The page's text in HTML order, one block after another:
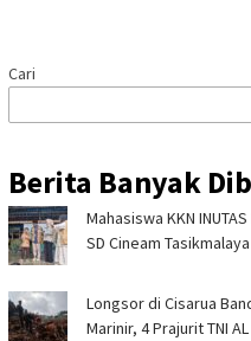
Cari
Berita Banyak
Mahasiswa KKN
SD Cineam Tasikmalaya
Longsor di Cisarua
Marinir, 4 Prajurit TNI